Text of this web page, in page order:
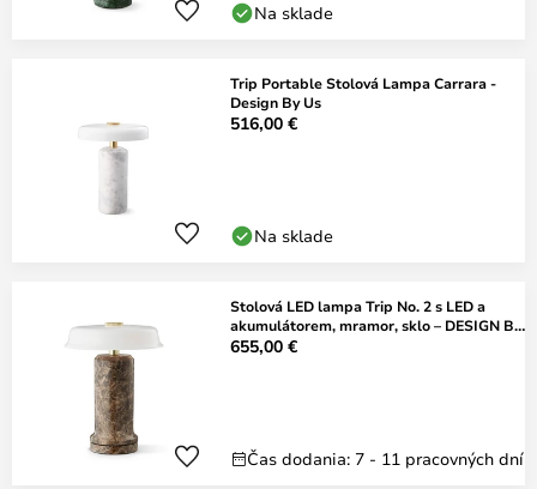
Na sklade
Trip Portable Stolová Lampa Carrara -
Design By Us
516,00 €
Na sklade
Stolová LED lampa Trip No. 2 s LED a
akumulátorem, mramor, sklo – DESIGN BY
US
655,00 €
Čas dodania: 7 - 11 pracovných dní